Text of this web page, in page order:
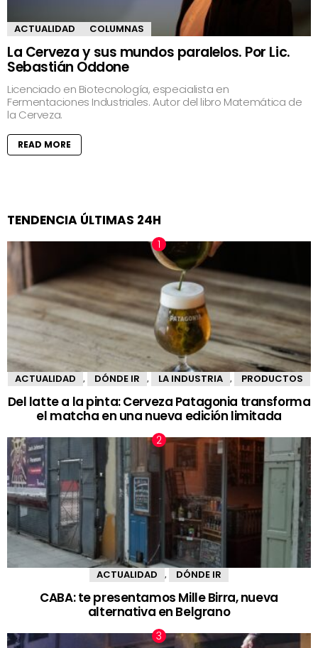
ACTUALIDAD COLUMNAS
La Cerveza y sus mundos paralelos. Por Lic.
Sebastián Oddone
Licenciado en Biotecnología, especialista en
Fermentaciones Industriales. Autor del libro Matemática de
la Cerveza.
READ MORE
TENDENCIA ÚLTIMAS 24H
ACTUALIDAD DÓNDE IR LA INDUSTRIA PRODUCTOS
Del latte a la pinta: Cerveza Patagonia transforma
el matcha en una nueva edición limitada
ACTUALIDAD , DÓNDE IR
CABA: te presentamos Mille Birra, nueva
alternativa en Belgrano